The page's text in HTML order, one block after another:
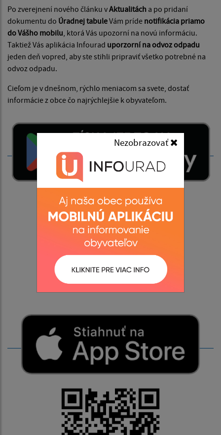
Nezobrazovať
Po zverejnení nového článku vAktualitách a po pridaní
dokumentu do Úradnej tabuleVám príde notifikácia priamo
do Vášho mobilu , ktorá Vás upozorní na novú informáciu.
Taktiež Vás aplikácia Infourad uporzorní na odvoz odpadu
jeden deň vopred, aby ste stihli pripraviť všetko potrebné na
odvoz odpadu.
Cieľom je v dnešnom, rýchlo meniacom sa svete, dostať
informácie z obce čo najrýchlejšie k obyvateľom.